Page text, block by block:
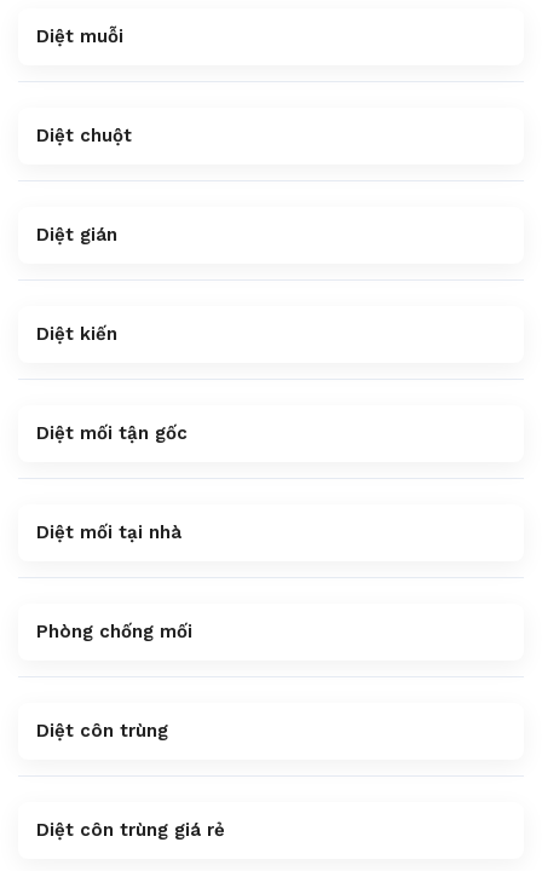
Diệt muỗi
Diệt chuột
Diệt gián
Diệt kiến
Diệt mối tận gốc
Diệt mối tại nhà
Phòng chống mối
Diệt côn trùng
Diệt côn trùng giá rẻ